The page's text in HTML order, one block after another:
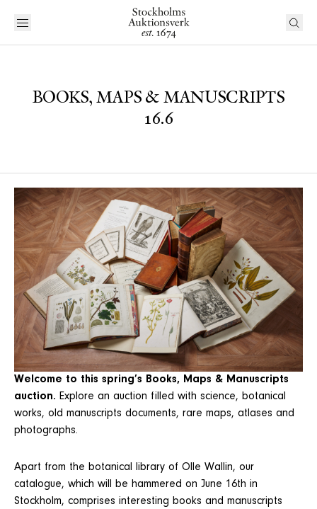
BOOKS, MAPS & MANUSCRIPTS
16.6
Welcome to this spring’s Books, Maps & Manuscripts
auction. Explore an auction filled with science, botanical
works, old manuscripts documents, rare maps, atlases and
photographs.
Apart from the botanical library of Olle Wallin, our
catalogue, which will be hammered on June 16th in
Stockholm, comprises interesting books and manuscripts